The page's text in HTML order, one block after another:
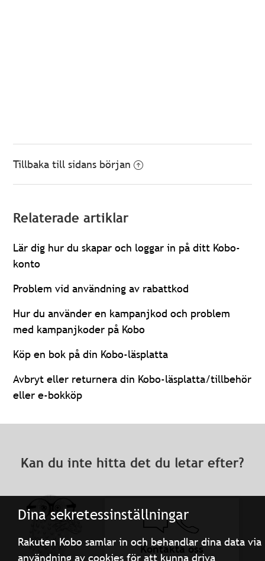
Dina sekretessinställningar
Rakuten Kobo samlar in och behandlar dina data via
användning av cookies för att kunna driva
Tillbaka till sidans början
Relaterade artiklar
Lär dig hur du skapar och loggar in på ditt Kobo-
konto
Problem vid användning av rabattkod
Hur du använder en kampanjkod och problem
med kampanjkoder på Kobo
Köp en bok på din Kobo-läsplatta
Avbryt eller returnera din Kobo-läsplatta/tillbehör
eller e-bokköp
Kan du inte hitta det du letar efter?
Kontakta oss